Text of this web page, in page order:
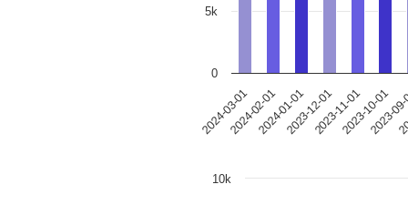
2024-03-012024-02-012024-01-012023-12-012023-11-012023-10-01
2023-
0
5k
10k